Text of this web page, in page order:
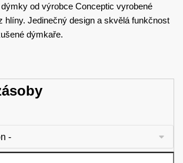
od výrobce Conceptic vyrobené
hlíny. Jedinečný design a skvělá funkčnost
dýmkaře.